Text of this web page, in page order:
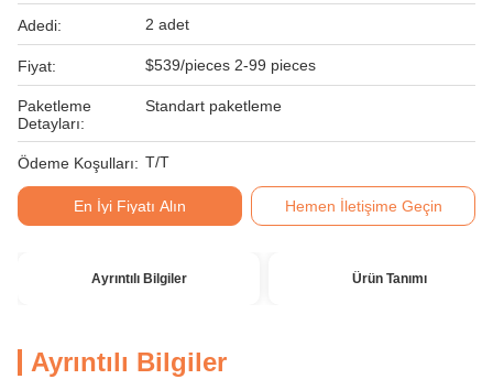
Adedi: 2 adet
Fiyat: $539/pieces 2-99 pieces
Paketleme
Detayları:
Standart paketleme
Ödeme Koşulları: T/T
En İyi Fiyatı Alın Hemen İletişime Geçin
Ayrıntılı Bilgiler Ürün Tanımı
Ayrıntılı Bilgiler